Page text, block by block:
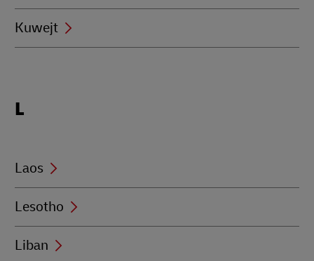
Kuwejt
L
Laos
Lesotho
Liban